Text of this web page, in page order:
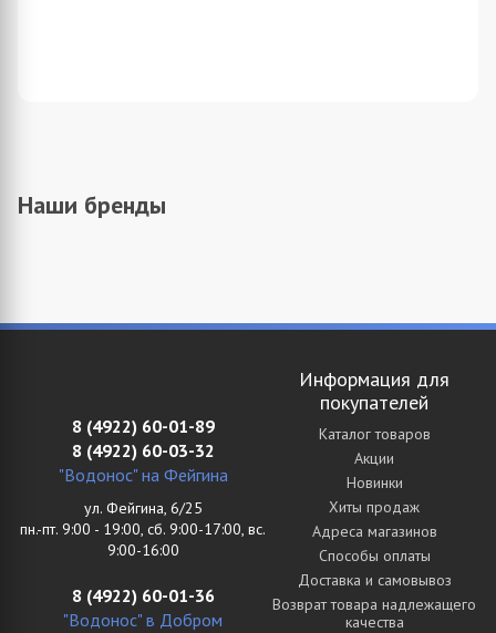
Наши бренды
8 (4922) 60-01-89
8 (4922) 60-03-32
"Водонос" на Фейгина
ул. Фейгина, 6/25
пн.-пт. 9:00 - 19:00, сб. 9:00-17:00, вс.
9:00-16:00
8 (4922) 60-01-36
"Водонос" в Добром
Информация для
покупателей
Каталог товаров
Акции
Новинки
Хиты продаж
Адреса магазинов
Способы оплаты
Доставка и самовывоз
Возврат товара надлежащего
качества